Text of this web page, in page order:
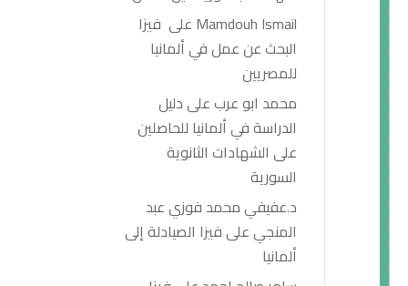
Mamdouh Ismail على فيزا
البحث عن عمل في ألمانيا
للمصريين
محمد ابو عربعلىدليل
الدراسة في ألمانيا للحاصلين
على الشهادات الثانوية
السورية
د.عفيفي محمد فوزي عبد
المنجيعلىفيزا الصيادلة إلى
ألمانيا